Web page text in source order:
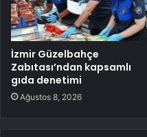
İzmir Güzelbahçe
Zabıtası’ndan kapsamlı
gıda denetimi
Ağustos 8, 2026